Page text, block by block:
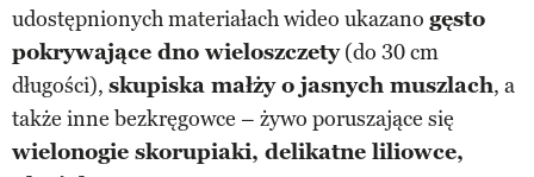
udostępnionych materiałach wideo ukazano gęsto
pokrywające dno wieloszczety(do 30 cm
długości), skupiska małży o jasnych muszlach, a
także inne bezkręgowce – żywo poruszające się
wielonogie skorupiaki, delikatne liliowce,